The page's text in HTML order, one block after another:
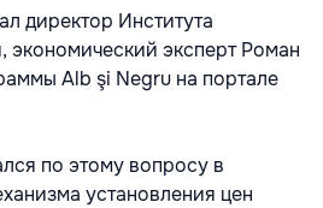
директор Института
экономический эксперт Роман
Alb şi Negru на портале
по этому вопросу в
установления цен